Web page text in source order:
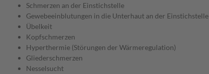
Schmerzen an der Einstichstelle
Gewebeeinblutungen in die Unterhaut an der Einstichstelle
Übelkeit
Kopfschmerzen
Hyperthermie (Störungen der Wärmeregulation)
Gliederschmerzen
Nesselsucht